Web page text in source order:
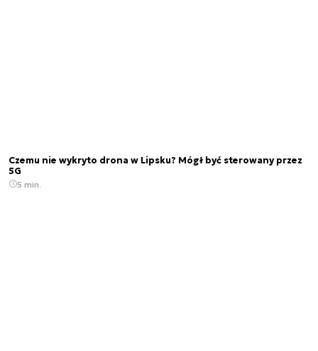
Czemu nie wykryto drona w Lipsku? Mógł być sterowany przez
5G
5 min.